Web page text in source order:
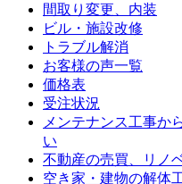
間取り変更、内装
ビル・施設改修
トラブル解消
お客様の声一覧
価格表
受注状況
メンテナンス工事か
い
不動産の売買、リノ
空き家・建物の解体